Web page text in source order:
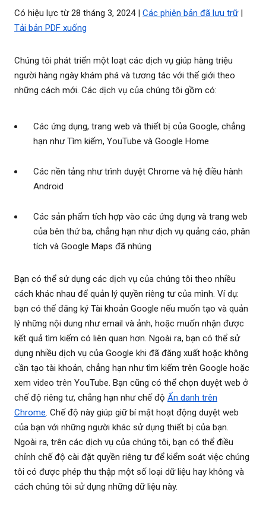
Có hiệu lực từ 28 tháng 3, 2024 | Các phiên bản đã lưu trữ|
Tải bản PDF xuống
Chúng tôi phát triển một loạt các dịch vụ giúp hàng triệu
người hàng ngày khám phá và tương tác với thế giới theo
những cách mới. Các dịch vụ của chúng tôi gồm có:
Các ứng dụng, trang web và thiết bị của Google, chẳng
hạn như Tìm kiếm, YouTube và Google Home
Các nền tảng như trình duyệt Chrome và hệ điều hành
Android
Các sản phẩm tích hợp vào các ứng dụng và trang web
của bên thứ ba, chẳng hạn như dịch vụ quảng cáo, phân
tích và Google Maps đã nhúng
Bạn có thể sử dụng các dịch vụ của chúng tôi theo nhiều
cách khác nhau để quản lý quyền riêng tư của mình. Ví dụ:
bạn có thể đăng ký Tài khoản Google nếu muốn tạo và quản
lý những nội dung như email và ảnh, hoặc muốn nhận được
kết quả tìm kiếm có liên quan hơn. Ngoài ra, bạn có thể sử
dụng nhiều dịch vụ của Google khi đã đăng xuất hoặc không
cần tạo tài khoản, chẳng hạn như tìm kiếm trên Google hoặc
xem video trên YouTube. Bạn cũng có thể chọn duyệt web ở
chế độ riêng tư, chẳng hạn như chế độ Ẩn danh trên
Chrome. Chế độ này giúp giữ bí mật hoạt động duyệt web
của bạn với những người khác sử dụng thiết bị của bạn.
Ngoài ra, trên các dịch vụ của chúng tôi, bạn có thể điều
chỉnh chế độ cài đặt quyền riêng tư để kiểm soát việc chúng
tôi có được phép thu thập một số loại dữ liệu hay không và
cách chúng tôi sử dụng những dữ liệu này.